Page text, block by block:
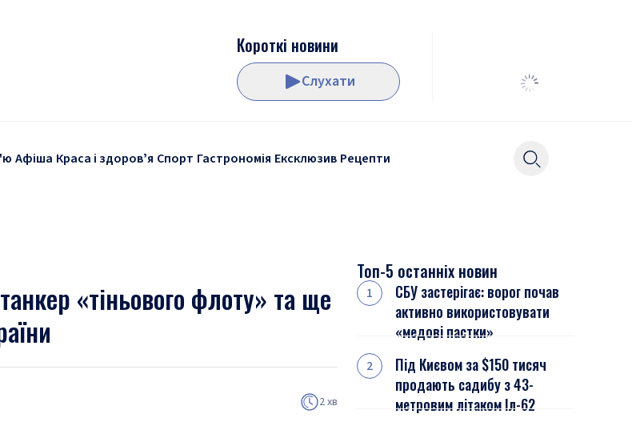
Короткі новини
Слухати
Афіша Краса і здоровʼя Спорт Гастрономія Ексклюзив Рецепти
«тіньового флоту» та ще
2 хв
Топ-5 останніх новин
СБУ застерігає: ворог почав
активно використовувати
«медові пастки»
Під Києвом за $150 тисяч
продають садибу з 43-
метровим літаком Іл-62